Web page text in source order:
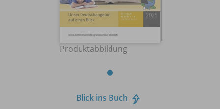
Produktabbildung
Blick ins Buch